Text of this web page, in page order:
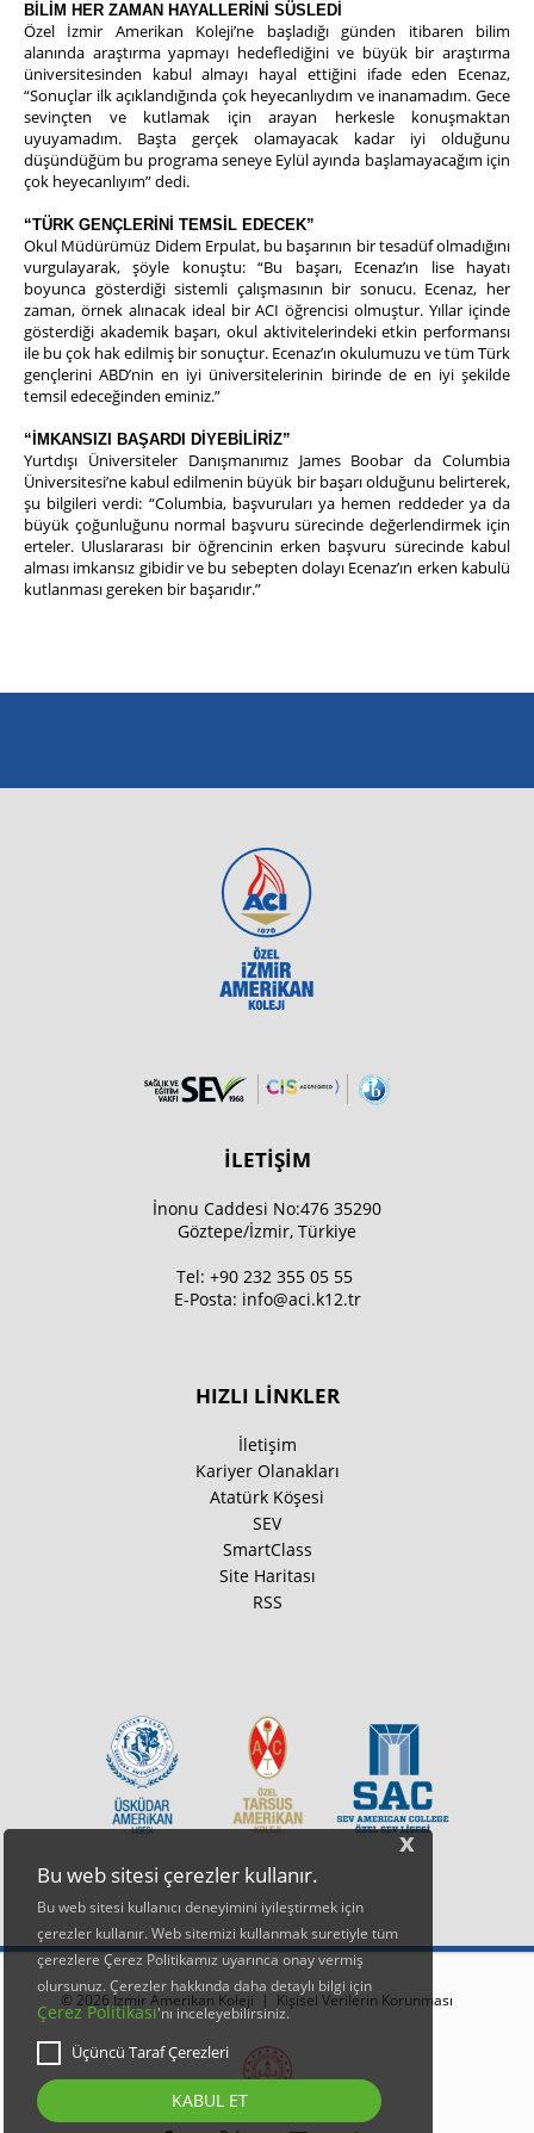
x
Bu web sitesi çerezler kullanır.
Bu web sitesi kullanıcı deneyimini iyileştirmek için
çerezler kullanır. Web sitemizi kullanmak suretiyle tüm
çerezlere Çerez Politikamız uyarınca onay vermiş
olursunuz. Çerezler hakkında daha detaylı bilgi için
Çerez Politikası'nı inceleyebilirsiniz.
Üçüncü Taraf Çerezleri
KABUL ET
BİLİM HER ZAMAN HAYALLERİNİ SÜSLEDİ
Özel İzmir Amerikan Koleji’ne başladığı günden itibaren bilim
alanında araştırma yapmayı hedeflediğini ve büyük bir araştırma
üniversitesinden kabul almayı hayal ettiğini ifade eden Ecenaz,
“Sonuçlar ilk açıklandığında çok heyecanlıydım ve inanamadım. Gece
sevinçten ve kutlamak için arayan herkesle konuşmaktan
uyuyamadım. Başta gerçek olamayacak kadar iyi olduğunu
düşündüğüm bu programa seneye Eylül ayında başlamayacağım için
çok heyecanlıyım” dedi.
“TÜRK GENÇLERİNİ TEMSİL EDECEK”
Okul Müdürümüz Didem Erpulat, bu başarının bir tesadüf olmadığını
vurgulayarak, şöyle konuştu: “Bu başarı, Ecenaz’ın lise hayatı
boyunca gösterdiği sistemli çalışmasının bir sonucu. Ecenaz, her
zaman, örnek alınacak ideal bir ACI öğrencisi olmuştur. Yıllar içinde
gösterdiği akademik başarı, okul aktivitelerindeki etkin performansı
ile bu çok hak edilmiş bir sonuçtur. Ecenaz’ın okulumuzu ve tüm Türk
gençlerini ABD’nin en iyi üniversitelerinin birinde de en iyi şekilde
temsil edeceğinden eminiz.”
“İMKANSIZI BAŞARDI DİYEBİLİRİZ”
Yurtdışı Üniversiteler Danışmanımız James Boobar da Columbia
Üniversitesi’ne kabul edilmenin büyük bir başarı olduğunu belirterek,
şu bilgileri verdi: “Columbia, başvuruları ya hemen reddeder ya da
büyük çoğunluğunu normal başvuru sürecinde değerlendirmek için
erteler. Uluslararası bir öğrencinin erken başvuru sürecinde kabul
alması imkansız gibidir ve bu sebepten dolayı Ecenaz’ın erken kabulü
kutlanması gereken bir başarıdır.”
İLETİŞİM
İnonu Caddesi No:476 35290
Göztepe/İzmir, Türkiye
Tel: +90 232 355 05 55
E-Posta: info@aci.k12.tr
HIZLI LİNKLER
İletişim
Kariyer Olanakları
Atatürk Köşesi
SEV
SmartClass
Site Haritası
RSS
© 2026 İzmir Amerikan Koleji | Kişisel Verilerin Korunması